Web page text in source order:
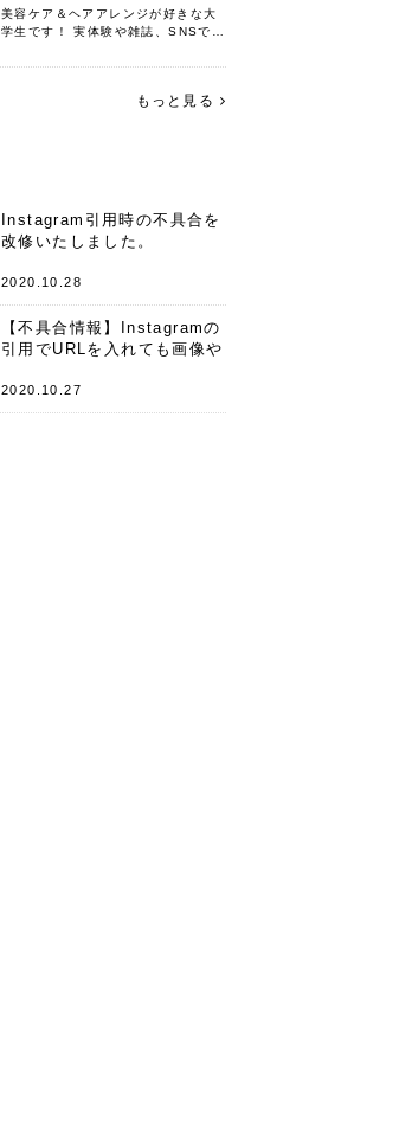
美容ケア＆ヘアアレンジが好きな大
学生です！ 実体験や雑誌、SNSで知
す。 これからよろしくお願いします
もっと見る
Instagram引用時の不具合を
改修いたしました。
2020.10.28
【不具合情報】Instagramの
引用でURLを入れても画像や
件
2020.10.27